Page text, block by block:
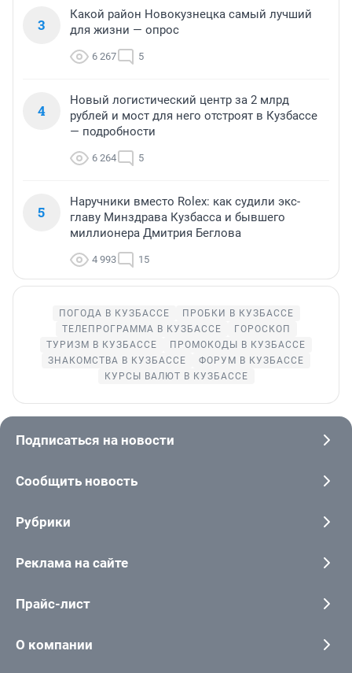
3
Какой район Новокузнецка самый лучший
для жизни — опрос
6 267 5
4
Новый логистический центр за 2 млрд
рублей и мост для него отстроят в Кузбассе
— подробности
6 264 5
5
Наручники вместо Rolex: как судили экс-
главу Минздрава Кузбасса и бывшего
миллионера Дмитрия Беглова
4 993 15
ПОГОДА В КУЗБАССЕ
ПРОБКИ В КУЗБАССЕ
ТЕЛЕПРОГРАММА В КУЗБАССЕ
ГОРОСКОП
ТУРИЗМ В КУЗБАССЕ
ПРОМОКОДЫ В КУЗБАССЕ
ЗНАКОМСТВА В КУЗБАССЕ
ФОРУМ В КУЗБАССЕ
КУРСЫ ВАЛЮТ В КУЗБАССЕ
Подписаться на новости
Сообщить новость
Рубрики
Реклама на сайте
Прайс-лист
О компании